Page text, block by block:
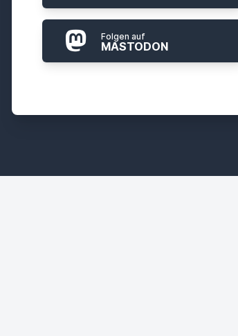
Folgen auf
MASTODON